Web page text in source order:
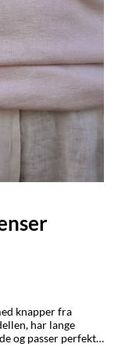
knapper fra
har lange